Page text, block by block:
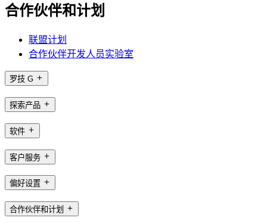
合作伙伴和计划
联盟计划
合作伙伴开发人员实验室
罗技 G
探索产品
软件
客户服务
偏好设置
合作伙伴和计划